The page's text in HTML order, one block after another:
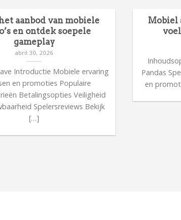
aanbod van mobiele
en ontdek soepele
gameplay
abril 30, 2026
Introductie Mobiele ervaring
en promoties Populaire
Betalingsopties Veiligheid
Spelersreviews Bekijk
[…]
Mobiel
Pandas
en